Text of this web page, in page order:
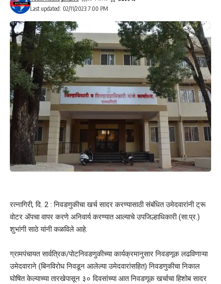
Last updated: 02/11/2023 7:00 PM
रत्नागिरी, दि. 2 : निवडणुकीचा खर्च सादर करण्यासाठी संबंधित उमेदवारांनी ट्रू
वोटर ॲपचा वापर करणे अनिवार्य करण्यात आल्याचे उपजिल्हाधिकारी (सा.प्र.)
शुभांगी साठे यांनी कळविले आहे.
ग्रामपंचायत सार्वत्रिक/पोटनिवडणुकीच्या कार्यक्रमानुसार निवडणूक लढविणाऱ्या
उमेदवाराने (बिनविरोध निवडून आलेल्या उमेदवारांसहित) निवडणुकीचा निकाल
घोषित केल्याच्या तारखेपासून ३० दिवसांच्या आत निवडणूक खर्चाचा हिशोब सादर